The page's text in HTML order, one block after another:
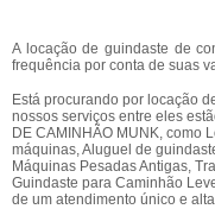
A locação de guindaste de
frequência por conta de suas
Está procurando por locação
nossos serviços entre eles
DE CAMINHÃO MUNK, como
máquinas, Aluguel de
Máquinas Pesadas Antigas,
Guindaste para Caminhão
de um atendimento único e